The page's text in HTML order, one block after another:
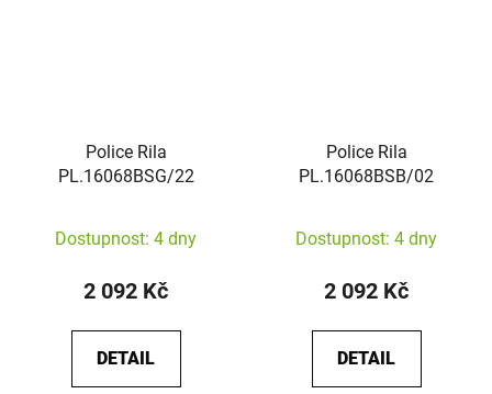
Police Rila
PL.16068BSG/22
Dostupnost: 4 dny
2 092 Kč
DETAIL
Police Rila
PL.16068BSB/02
Dostupnost: 4 dny
2 092 Kč
DETAIL